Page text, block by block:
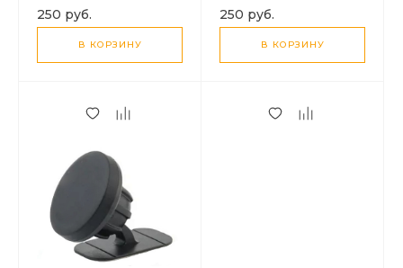
шт прямоугольные, 2
шт круглые)
250 руб.
В КОРЗИНУ
(комплект 5 штук)
250 руб.
В КОРЗИНУ